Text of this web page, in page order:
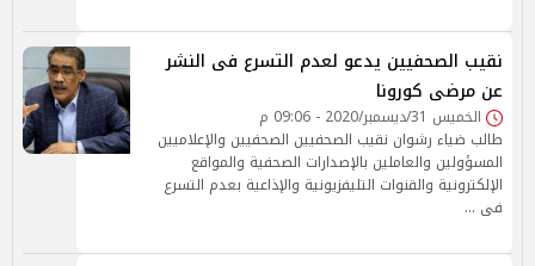
نقيب الصحفيين يدعو لعدم التسرع فى النشر
عن مرضى كورونا
الخميس 31/ديسمبر/2020 - 09:06 م
طالب ضياء رشوان نقيب الصحفيين الصحفيين والإعلاميين
المسؤولين والعاملين بالإصدارات الصحفية والمواقع
الإلكترونية والقنوات التليفزيونية والإذاعية بعدم التسرع
فى …